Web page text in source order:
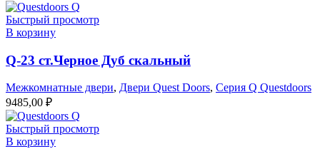
Быстрый просмотр
В корзину
Q-23 ст.Черное Дуб скальный
Межкомнатные двери, Двери Quest Doors, Серия Q Questdoors
9485,00 ₽
Быстрый просмотр
В корзину